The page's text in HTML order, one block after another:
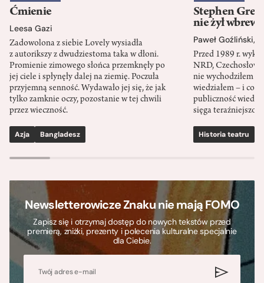
Ćmienie
Leesa Gazi
Zadowolona z siebie Lovely wysiadła
z autorikszy z dwudziestoma taka w dłoni.
Promienie zimowego słońca przemknęły po
jej ciele i spłynęły dalej na ziemię. Poczuła
przyjemną senność. Wydawało jej się, że jak
tylko zamknie oczy, pozostanie w tej chwili
przez wieczność.
Azja Bangladesz
Stephen
nie żył wbrew
Paweł Goźliński,
Przed 1989 r.
NRD,
nie wychodziłem
wiedziałem – i co
publiczność
sięga
Historia teatru
Newsletterowicze Znaku nie mają FOMO
Zapisz się i otrzymaj dostęp do nowych tekstów przed
premierą, zniżki, prezenty i polecenia kulturalne specjalnie
dla Ciebie.